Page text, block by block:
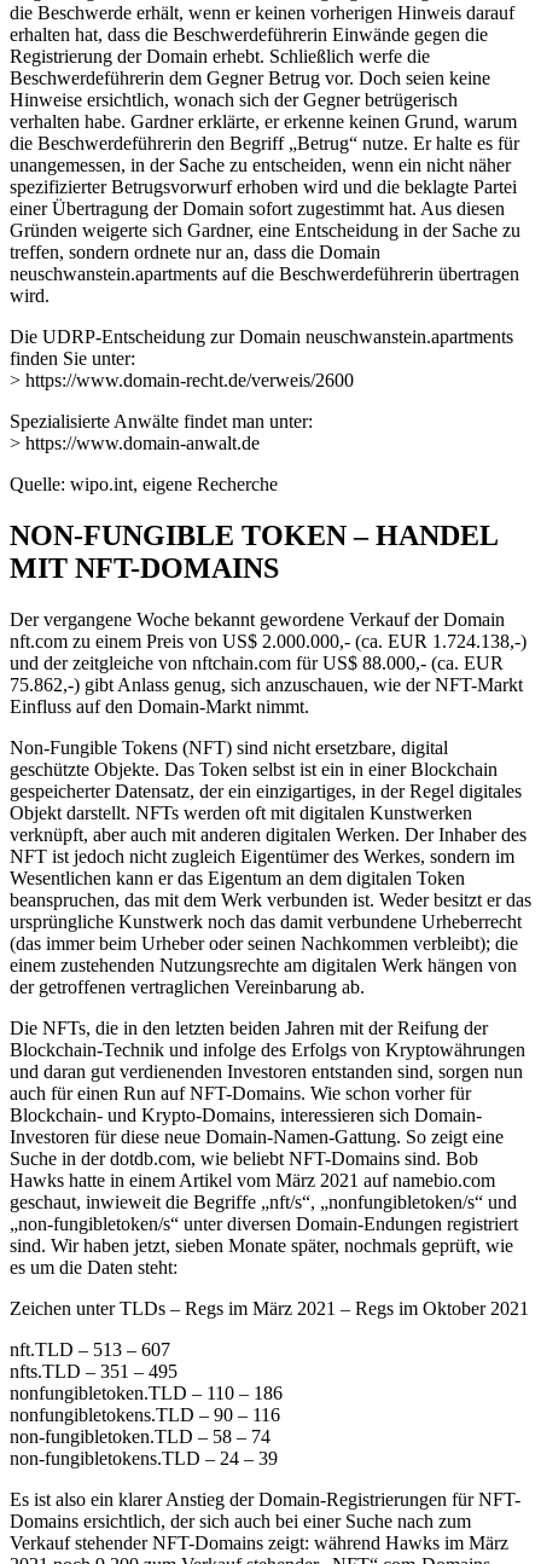
die Beschwerde erhält, wenn er keinen vorherigen Hinweis darauf
erhalten hat, dass die Beschwerdeführerin Einwände gegen die
Registrierung der Domain erhebt. Schließlich werfe die
Beschwerdeführerin dem Gegner Betrug vor. Doch seien keine
Hinweise ersichtlich, wonach sich der Gegner betrügerisch
verhalten habe. Gardner erklärte, er erkenne keinen Grund, warum
die Beschwerdeführerin den Begriff „Betrug“ nutze. Er halte es für
unangemessen, in der Sache zu entscheiden, wenn ein nicht näher
spezifizierter Betrugsvorwurf erhoben wird und die beklagte Partei
einer Übertragung der Domain sofort zugestimmt hat. Aus diesen
Gründen weigerte sich Gardner, eine Entscheidung in der Sache zu
treffen, sondern ordnete nur an, dass die Domain
neuschwanstein.apartments auf die Beschwerdeführerin übertragen
wird.
Die UDRP-Entscheidung zur Domain neuschwanstein.apartments
finden Sie unter:
> https://www.domain-recht.de/verweis/2600
Spezialisierte Anwälte findet man unter:
> https://www.domain-anwalt.de
Quelle: wipo.int, eigene Recherche
NON-FUNGIBLE TOKEN – HANDEL
MIT NFT-DOMAINS
Der vergangene Woche bekannt gewordene Verkauf der Domain
nft.com zu einem Preis von US$ 2.000.000,- (ca. EUR 1.724.138,-)
und der zeitgleiche von nftchain.com für US$ 88.000,- (ca. EUR
75.862,-) gibt Anlass genug, sich anzuschauen, wie der NFT-Markt
Einfluss auf den Domain-Markt nimmt.
Non-Fungible Tokens (NFT) sind nicht ersetzbare, digital
geschützte Objekte. Das Token selbst ist ein in einer Blockchain
gespeicherter Datensatz, der ein einzigartiges, in der Regel digitales
Objekt darstellt. NFTs werden oft mit digitalen Kunstwerken
verknüpft, aber auch mit anderen digitalen Werken. Der Inhaber des
NFT ist jedoch nicht zugleich Eigentümer des Werkes, sondern im
Wesentlichen kann er das Eigentum an dem digitalen Token
beanspruchen, das mit dem Werk verbunden ist. Weder besitzt er das
ursprüngliche Kunstwerk noch das damit verbundene Urheberrecht
(das immer beim Urheber oder seinen Nachkommen verbleibt); die
einem zustehenden Nutzungsrechte am digitalen Werk hängen von
der getroffenen vertraglichen Vereinbarung ab.
Die NFTs, die in den letzten beiden Jahren mit der Reifung der
Blockchain-Technik und infolge des Erfolgs von Kryptowährungen
und daran gut verdienenden Investoren entstanden sind, sorgen nun
auch für einen Run auf NFT-Domains. Wie schon vorher für
Blockchain- und Krypto-Domains, interessieren sich Domain-
Investoren für diese neue Domain-Namen-Gattung. So zeigt eine
Suche in der dotdb.com, wie beliebt NFT-Domains sind. Bob
Hawks hatte in einem Artikel vom März 2021 auf namebio.com
geschaut, inwieweit die Begriffe „nft/s“, „nonfungibletoken/s“ und
„non-fungibletoken/s“ unter diversen Domain-Endungen registriert
sind. Wir haben jetzt, sieben Monate später, nochmals geprüft, wie
es um die Daten steht:
Zeichen unter TLDs – Regs im März 2021 – Regs im Oktober 2021
nft.TLD – 513 – 607
nfts.TLD – 351 – 495
nonfungibletoken.TLD – 110 – 186
nonfungibletokens.TLD – 90 – 116
non-fungibletoken.TLD – 58 – 74
non-fungibletokens.TLD – 24 – 39
Es ist also ein klarer Anstieg der Domain-Registrierungen für NFT-
Domains ersichtlich, der sich auch bei einer Suche nach zum
Verkauf stehender NFT-Domains zeigt: während Hawks im März